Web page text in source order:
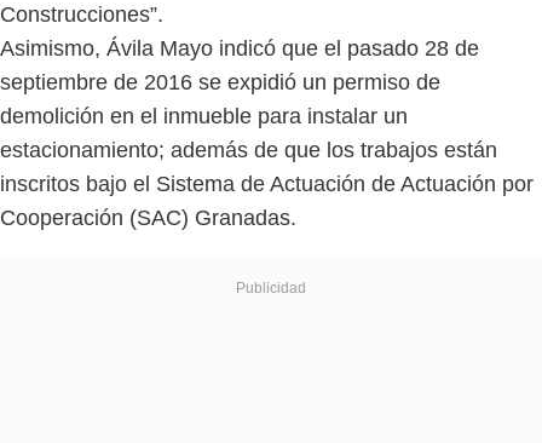
Construcciones”.
Asimismo, Ávila Mayo indicó que el pasado 28 de
septiembre de 2016 se expidió un permiso de
demolición en el inmueble para instalar un
estacionamiento; además de que los trabajos están
inscritos bajo el Sistema de Actuación de Actuación por
Cooperación (SAC) Granadas.